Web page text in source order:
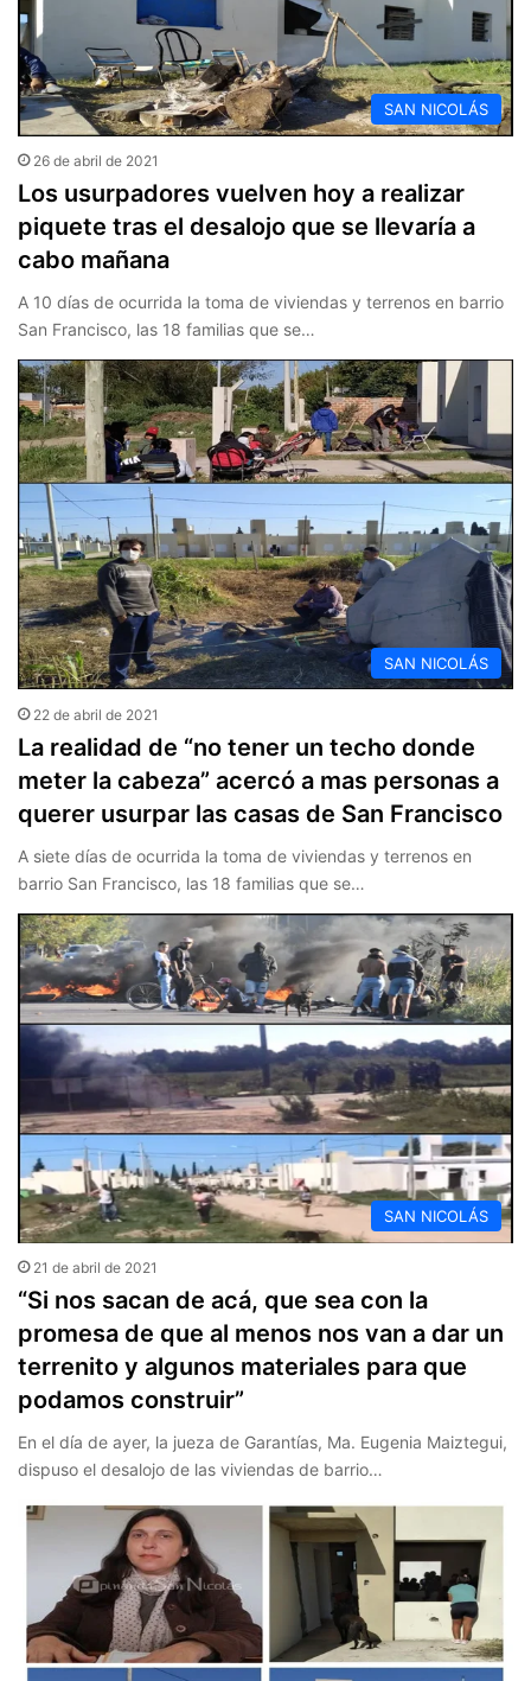
SAN NICOLÁS
26 de abril de 2021
Los usurpadores vuelven hoy a realizar
piquete tras el desalojo que se llevaría a
cabo mañana
A 10 días de ocurrida la toma de viviendas y terrenos en barrio
San Francisco, las 18 familias que se…
SAN NICOLÁS
22 de abril de 2021
La realidad de “no tener un techo donde
meter la cabeza” acercó a mas personas a
querer usurpar las casas de San Francisco
A siete días de ocurrida la toma de viviendas y terrenos en
barrio San Francisco, las 18 familias que se…
SAN NICOLÁS
21 de abril de 2021
“Si nos sacan de acá, que sea con la
promesa de que al menos nos van a dar un
terrenito y algunos materiales para que
podamos construir”
En el día de ayer, la jueza de Garantías, Ma. Eugenia Maiztegui,
dispuso el desalojo de las viviendas de barrio…